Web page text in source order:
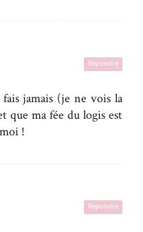
Répondre
jamais (je ne vois la
que ma fée du logis est
!
Répondre